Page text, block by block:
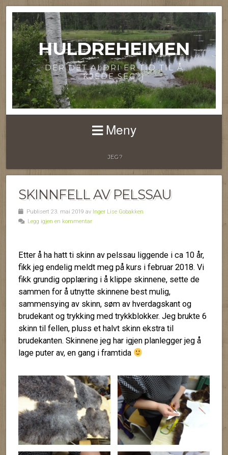
HULDREHEIMEN
DER DET ALDRI ER TID TIL Å
KJEDE SEG ;)
Meny
JEG?
SKINNFELL AV PELSSAU
Publisert 23. mai 2019 av Inger Lise Gobakken
Legg igjen en kommentar
Etter å ha hatt ti skinn av pelssau liggende i ca 10 år,
fikk jeg endelig meldt meg på kurs i februar 2018. Vi
fikk grundig opplæring i å klippe skinnene, sette de
sammen for å utnytte skinnene best mulig,
sammensying av skinn, søm av hverdagskant og
brudekant og trykking med trykkblokker. Jeg brukte 6
skinn til fellen, pluss et halvt skinn ekstra til
brudekanten. Skinnene jeg har igjen planlegger jeg å
lage puter av, en gang i framtida